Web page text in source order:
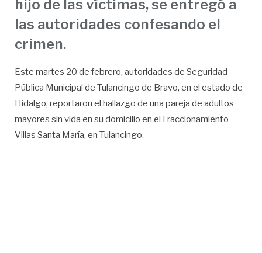
hijo de las víctimas, se entregó a
las autoridades confesando el
crimen.
Este martes 20 de febrero, autoridades de Seguridad
Pública Municipal de Tulancingo de Bravo, en el estado de
Hidalgo, reportaron el hallazgo de una pareja de adultos
mayores sin vida en su domicilio en el Fraccionamiento
Villas Santa María, en Tulancingo.